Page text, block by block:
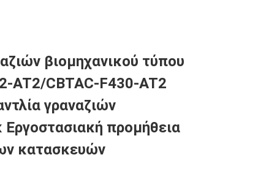
βιομηχανικού τύπου
AT2/CBTAC-F430-AT2
γραναζιών
προμήθεια
κατασκευών